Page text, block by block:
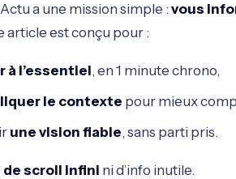
a une mission simple :vous
article est conçu pour :
à l’essentiel, en 1 minute chrono,
le contexte pour mieux
une vision fiable, sans parti pris.
de scroll infini ni d’info inutile.